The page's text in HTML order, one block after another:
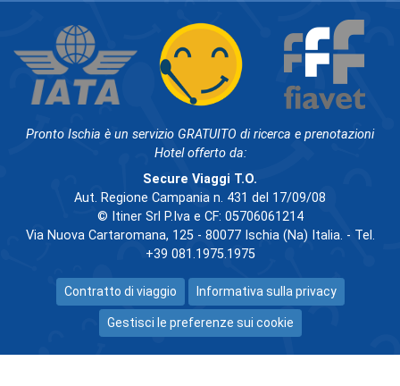
Pronto Ischia è un servizio GRATUITO di ricerca e prenotazioni
Hotel offerto da:
Secure Viaggi T.O.
Aut. Regione Campania n. 431 del 17/09/08
© Itiner Srl P.Iva e CF: 05706061214
Via Nuova Cartaromana, 125 - 80077 Ischia (Na) Italia. - Tel.
+39 081.1975.1975
Contratto di viaggio Informativa sulla privacy
Gestisci le preferenze sui cookie